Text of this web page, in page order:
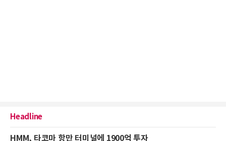
Headline
HMM, 타코마 항만 터미널에 1900억 투자